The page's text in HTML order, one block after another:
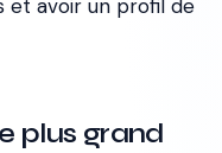
et avoir un profil de
plus grand